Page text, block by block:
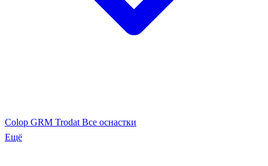
Colop GRM Trodat Все оснастки
Ещё